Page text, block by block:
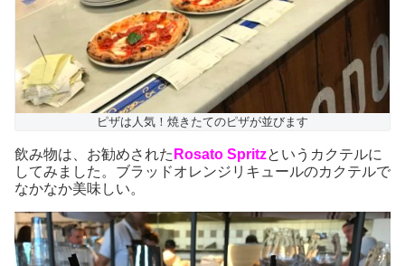
ピザは人気！焼きたてのピザが並びます
飲み物は、お勧めされた Rosato Spritzというカクテルに
してみました。ブラッドオレンジリキュールのカクテルで
なかなか美味しい。